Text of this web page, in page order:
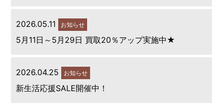
2026.05.11 お知らせ
5月11日～5月29日 買取20％アップ実施中★
2026.04.25 お知らせ
新生活応援SALE開催中！